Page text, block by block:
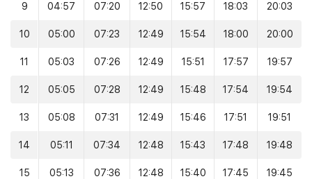
9 04:57 07:20 12:50 15:57 18:03 20:03
10 05:00 07:23 12:49 15:54 18:00 20:00
11 05:03 07:26 12:49 15:51 17:57 19:57
12 05:05 07:28 12:49 15:48 17:54 19:54
13 05:08 07:31 12:49 15:46 17:51 19:51
14 05:11 07:34 12:48 15:43 17:48 19:48
15 05:13 07:36 12:48 15:40 17:45 19:45